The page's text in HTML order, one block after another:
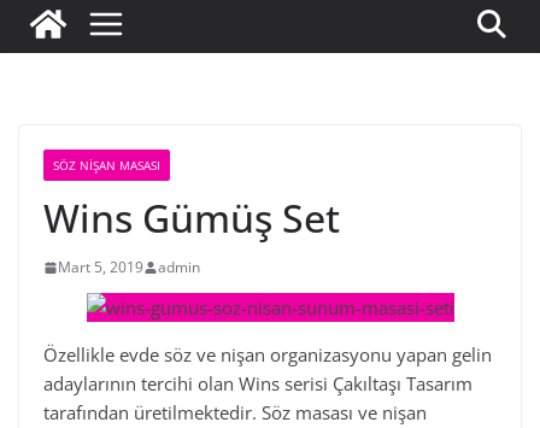
SÖZ NIŞAN MASASI
Wins Gümüş Set
Mart 5, 2019 admin
Özellikle evde söz ve nişan organizasyonu yapan gelin
adaylarının tercihi olan Wins serisi Çakıltaşı Tasarım
tarafından üretilmektedir. Söz masası ve nişan